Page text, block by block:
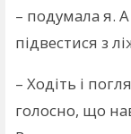
– подумала я.
підвестися з
– Ходіть і
голосно, що